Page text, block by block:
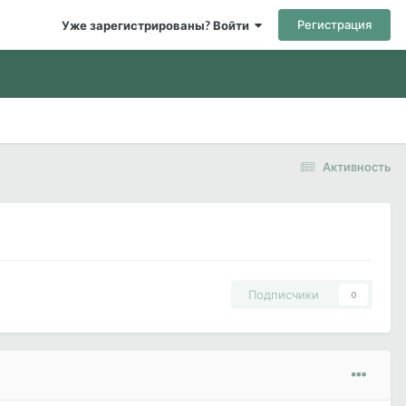
Уже зарегистрированы? Войти Регистрация
Активность
Подписчики 0